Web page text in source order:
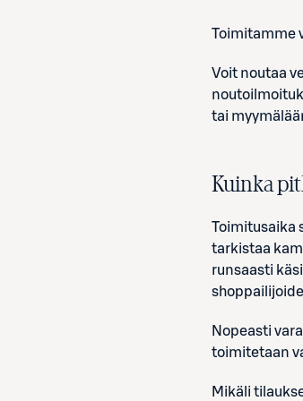
Toimitamme
Voit noutaa
tai
Kuinka
Toimitusaika
tarkistaa
runsaasti
Nopeasti
toimitetaan
Mikäli